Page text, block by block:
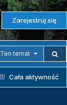
Zarejestruj się
Ten temat
Cała aktywność